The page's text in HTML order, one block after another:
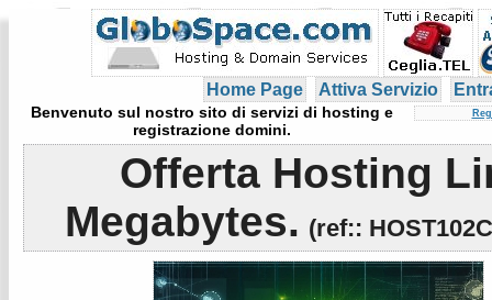
Home Page Attiva Servizio
Benvenuto sul nostro sito di servizi di hosting e
registrazione domini.
Offerta Hosting
Megabytes. (ref::